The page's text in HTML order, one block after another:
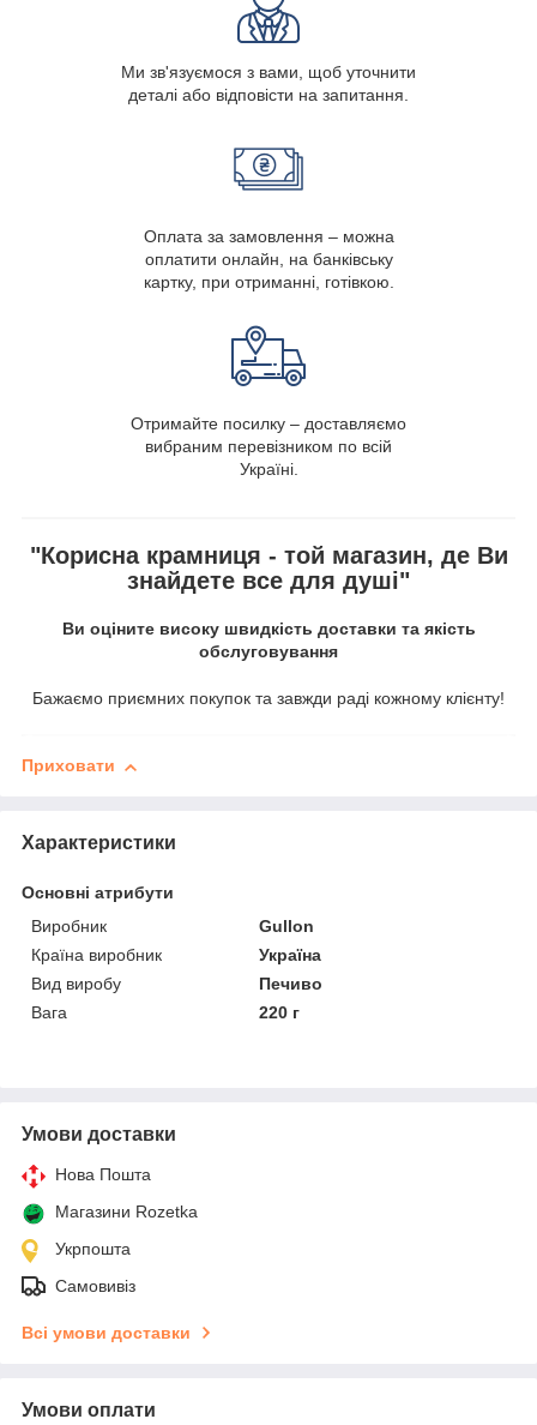
Ми зв'язуємося з вами, щоб уточнити
деталі або відповісти на запитання.
Оплата за замовлення – можна
оплатити онлайн, на банківську
картку, при отриманні, готівкою.
Отримайте посилку – доставляємо
вибраним перевізником по всій
Україні.
"Корисна крамниця - той магазин, де Ви
знайдете все для душі"
Ви оціните високу швидкість доставки та якість
обслуговування
Бажаємо приємних покупок та завжди раді кожному клієнту!
Приховати
Характеристики
Основні атрибути
Виробник
Gullon
Країна виробник
Україна
Вид виробу
Печиво
Вага
220 г
Умови доставки
Нова Пошта
Магазини Rozetka
Укрпошта
Самовивіз
Всі умови доставки
Умови оплати